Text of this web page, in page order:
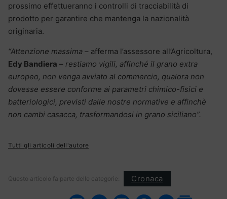
prossimo effettueranno i controlli di tracciabilità di
prodotto per garantire che mantenga la nazionalità
originaria.
“Attenzione massima – afferma l’assessore all’Agricoltura,
Edy Bandiera – restiamo vigili, affinché il grano extra
europeo, non venga avviato al commercio, qualora non
dovesse essere conforme ai parametri chimico-fisici e
batteriologici, previsti dalle nostre normative e affinchè
non cambi casacca, trasformandosi in grano siciliano”.
Tutti gli articoli dell'autore
Questo articolo fa parte delle categorie: Cronaca